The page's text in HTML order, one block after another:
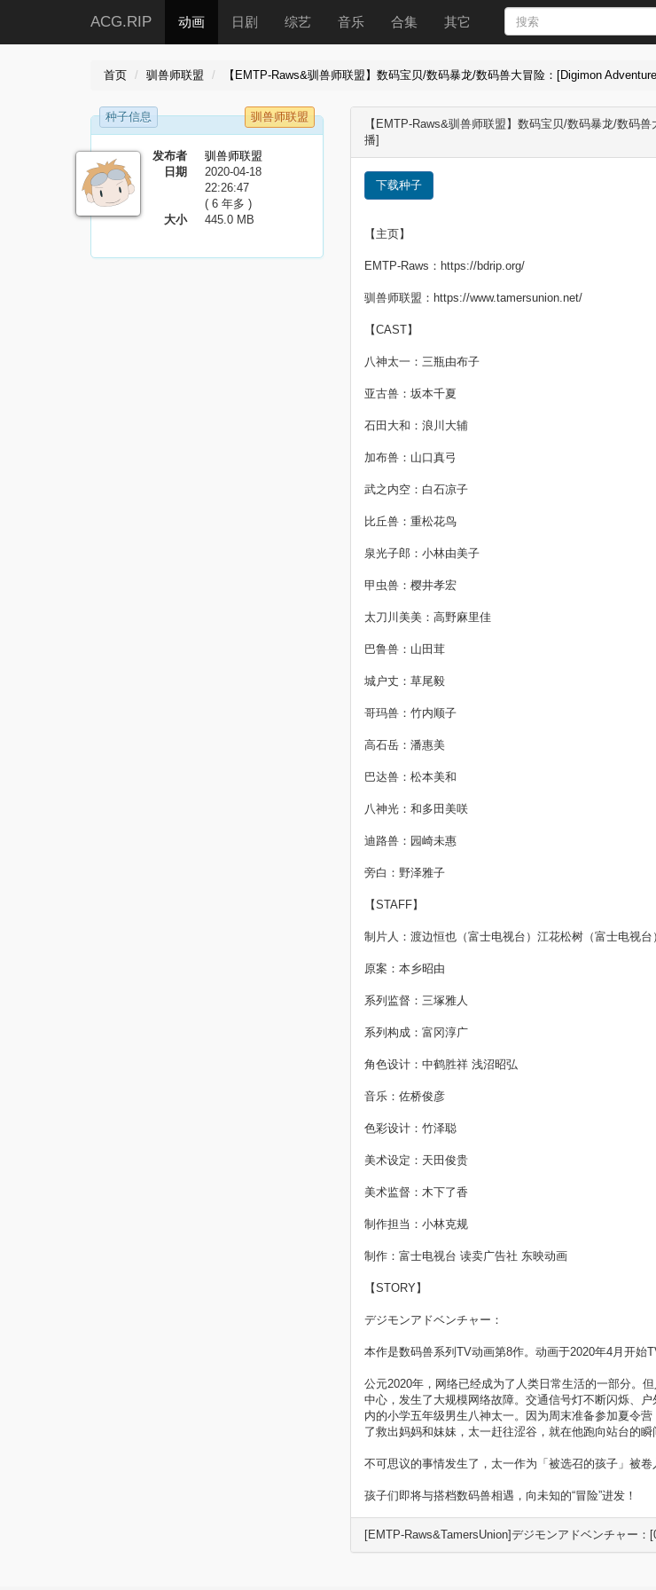
ACG.RIP 动画 日剧 综艺 音乐 合集 其它
首页 驯兽师联盟 【EMTP-Raws&驯兽师联盟】数码宝贝/数码暴龙/数码兽大冒险：[Digimon
种子信息 驯兽师联盟
发布者
驯兽师联盟
日期
2020-04-18
22:26:47
( 6 年多 )
大小
445.0 MB
【EMTP-Raws&驯兽师联盟】数码宝贝/数码暴龙/数码
播]
下载种子
【主页】
EMTP-Raws：https://bdrip.org/
驯兽师联盟：https://www.tamersunion.net/
【CAST】
八神太一：三瓶由布子
亚古兽：坂本千夏
石田大和：浪川大辅
加布兽：山口真弓
武之内空：白石凉子
比丘兽：重松花鸟
泉光子郎：小林由美子
甲虫兽：樱井孝宏
太刀川美美：高野麻里佳
巴鲁兽：山田茸
城户丈：草尾毅
哥玛兽：竹内顺子
高石岳：潘惠美
巴达兽：松本美和
八神光：和多田美咲
迪路兽：园崎未惠
旁白：野泽雅子
【STAFF】
制片人：渡边恒也（富士电视台）江花松树（富士电视
原案：本乡昭由
系列监督：三塚雅人
系列构成：富冈淳广
角色设计：中鹤胜祥 浅沼昭弘
音乐：佐桥俊彦
色彩设计：竹泽聪
美术设定：天田俊贵
美术监督：木下了香
制作担当：小林克规
制作：富士电视台 读卖广告社 东映动画
【STORY】
デジモンアドベンチャー：
本作是数码兽系列TV动画第8作。动画于2020年4月开始
公元2020年，网络已经成为了人类日常生活的一部分。
中心，发生了大规模网络故障。交通信号灯不断闪烁、
内的小学五年级男生八神太一。因为周末准备参加夏令
了救出妈妈和妹妹，太一赶往涩谷，就在他跑向站台的
不可思议的事情发生了，太一作为「被选召的孩子」被卷
孩子们即将与搭档数码兽相遇，向未知的“冒险”进发！
[EMTP-Raws&TamersUnion]デジモンアドベンチャー